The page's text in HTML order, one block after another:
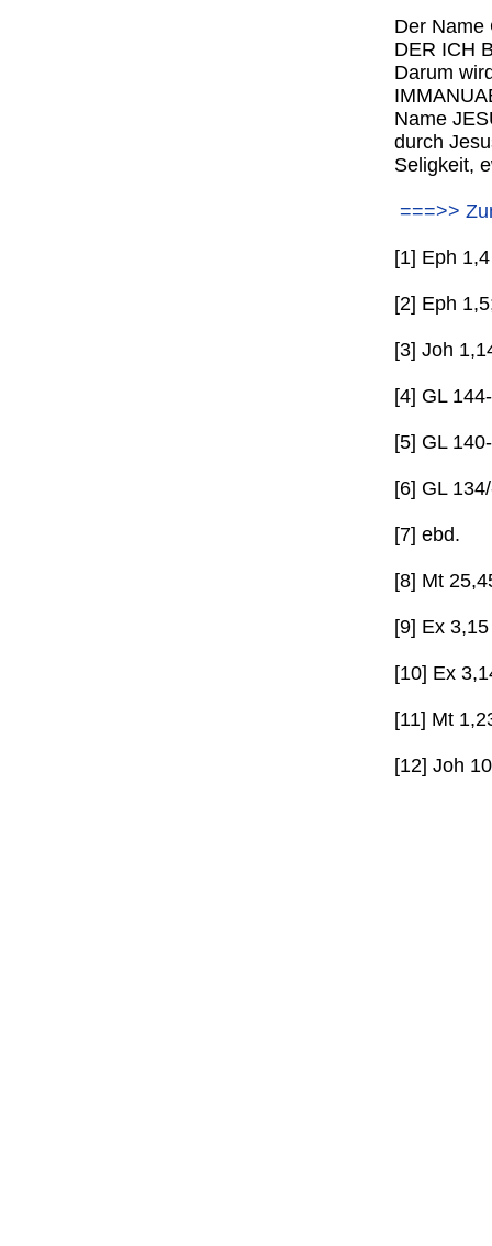
Der Name
DER ICH
Darum
Name
durch
Seligkeit,
===>>
[1] Eph 1,4
[2] Eph
[3] Joh
[4] GL
[5] GL
[6] GL
[7] ebd.
[8] Mt
[9] Ex 3,15
[10] Ex
[11] Mt
[12] Joh